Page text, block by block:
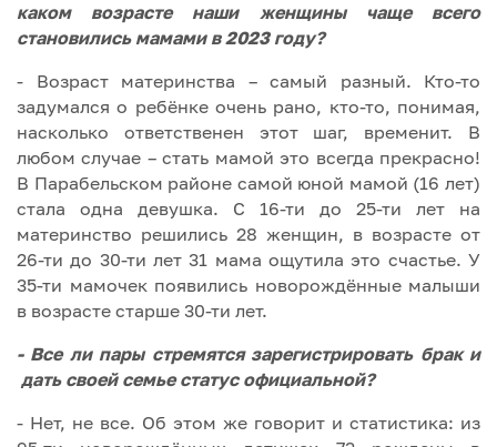
каком возрасте наши женщины чаще всего
становились мамами в 2023 году?
- Возраст материнства – самый разный. Кто-то
задумался о ребёнке очень рано, кто-то, понимая,
насколько ответственен этот шаг, временит. В
любом случае – стать мамой это всегда прекрасно!
В Парабельском районе самой юной мамой (16 лет)
стала одна девушка. С 16-ти до 25-ти лет на
материнство решились 28 женщин, в возрасте от
26-ти до 30-ти лет 31 мама ощутила это счастье. У
35-ти мамочек появились новорождённые малыши
в возрасте старше 30-ти лет.
- Все ли пары стремятся зарегистрировать брак и
дать своей семье статус официальной?
- Нет, не все. Об этом же говорит и статистика: из